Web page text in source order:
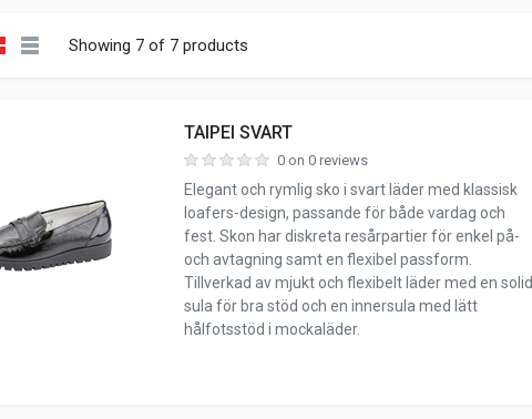
Showing 7 of 7 products
TAIPEI SVART
0 on 0 reviews
Elegant och rymlig sko i svart läder med klassisk
loafers-design, passande för både vardag och
fest. Skon har diskreta resårpartier för enkel på-
och avtagning samt en flexibel passform.
Tillverkad av mjukt och flexibelt läder med en solid
sula för bra stöd och en innersula med lätt
hålfotsstöd i mockaläder.